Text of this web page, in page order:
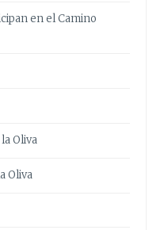
en el Camino
Oliva
Oliva